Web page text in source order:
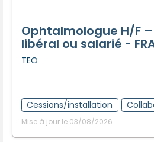
Ophtalmologue H/F –
libéral ou salarié -
TEO
Cessions/installation
Mise à jour le 03/08/2026